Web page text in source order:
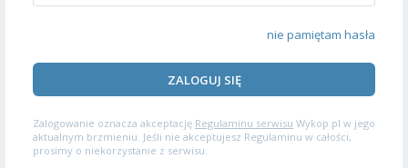
nie pamiętam hasła
ZALOGUJ SIĘ
Zalogowanie oznacza akceptację Regulaminu serwisu Wykop.pl w jego
aktualnym brzmieniu. Jeśli nie akceptujesz Regulaminu w całości,
prosimy o niekorzystanie z serwisu.